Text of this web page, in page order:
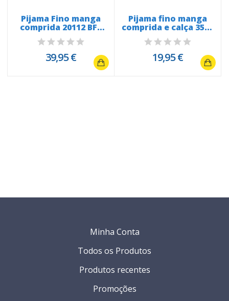
Pijama Fino manga
comprida 20112 BFF
Lego
39,95 €
Pijama fino manga
comprida e calça 3539
Grassy...
19,95 €
Minha Conta
Todos os Produtos
Produtos recentes
Promoções